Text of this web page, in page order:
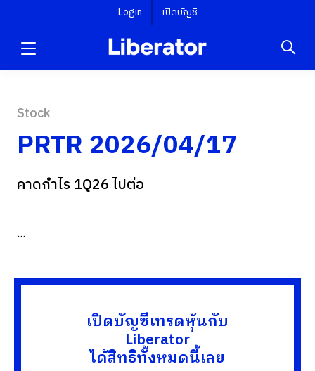
Login เปิดบัญชี
Stock
PRTR 2026/04/17
คาดกำไร 1Q26 ไปต่อ
...
เปิดบัญชีเทรดหุ้นกับ
Liberator
ได้สิทธิทั้งหมดนี้เลย